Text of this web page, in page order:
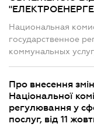
Национальная
государственное
коммунальных
Про внесення
Національної
регулювання у
послуг, від 11